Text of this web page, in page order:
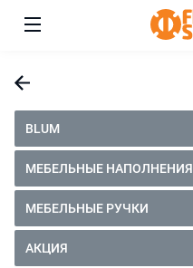
BLUM
МЕБЕЛЬНЫЕ НАПОЛНЕНИЯ
МЕБЕЛЬНЫЕ РУЧКИ
АКЦИЯ